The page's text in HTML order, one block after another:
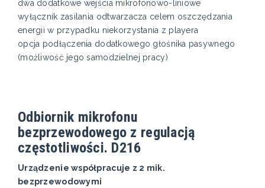
dwa dodatkowe wejścia mikrofonowo-liniowe
wyłącznik zasilania odtwarzacza celem oszczędzania
energii w przypadku niekorzystania z playera
opcja podłączenia dodatkowego głośnika pasywnego
(możliwość jego samodzielnej pracy)
Odbiornik mikrofonu
bezprzewodowego z regulacją
częstotliwości. D216
Urządzenie współpracuje z 2 mik.
bezprzewodowymi